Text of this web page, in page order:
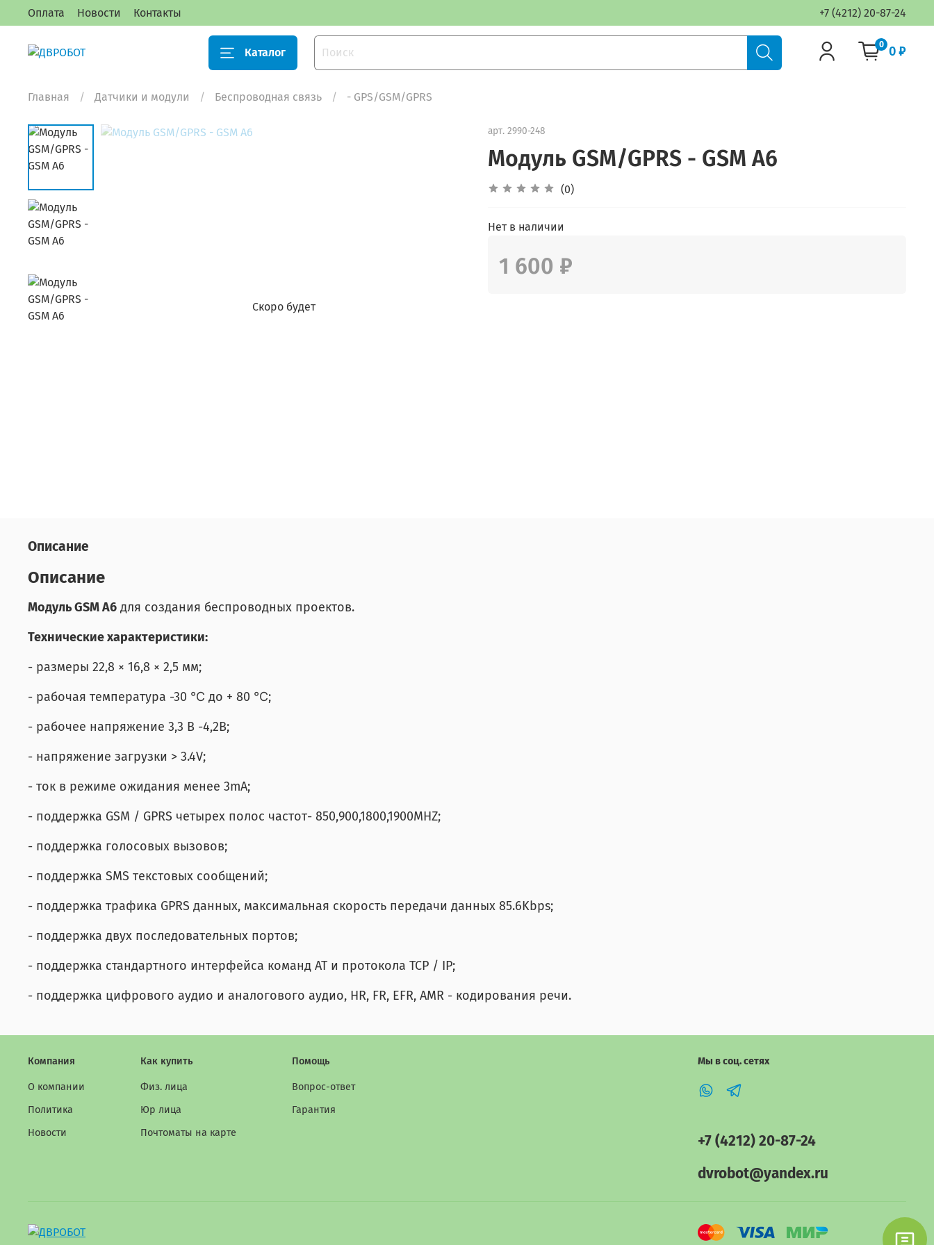
Оплата Новости Контакты +7 (4212) 20-87-24
Каталог
0 0 ₽
Главная Датчики и модули Беспроводная связь - GPS/GSM/GPRS
Скоро будет
арт. 2990-248
Модуль GSM/GPRS - GSM A6
(0)
Нет в наличии
1 600 ₽
Описание
Описание
Модуль GSM A6 для создания беспроводных проектов.
Технические характеристики:
- размеры 22,8 × 16,8 × 2,5 мм;
- рабочая температура -30 ℃ до + 80 ℃;
- рабочее напряжение 3,3 В -4,2В;
- напряжение загрузки > 3.4V;
- ток в режиме ожидания менее 3mA;
- поддержка GSM / GPRS четырех полос частот- 850,900,1800,1900MHZ;
- поддержка голосовых вызовов;
- поддержка SMS текстовых сообщений;
- поддержка трафика GPRS данных, максимальная скорость передачи данных 85.6Kbps;
- поддержка двух последовательных портов;
- поддержка стандартного интерфейса команд АТ и протокола TCP / IP;
- поддержка цифрового аудио и аналогового аудио, HR, FR, EFR, AMR - кодирования речи.
Компания
О компании
Политика
Новости
Как купить
Физ. лица
Юр лица
Почтоматы на карте
Помощь
Вопрос-ответ
Гарантия
Мы в соц. сетях
+7 (4212) 20-87-24
dvrobot@yandex.ru